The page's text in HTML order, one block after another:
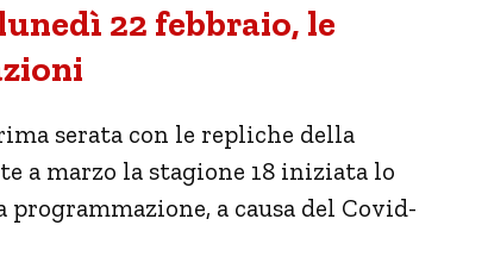
22 febbraio, le
serata con le repliche della
a marzo la stagione 18 iniziata lo
a causa del Covid-